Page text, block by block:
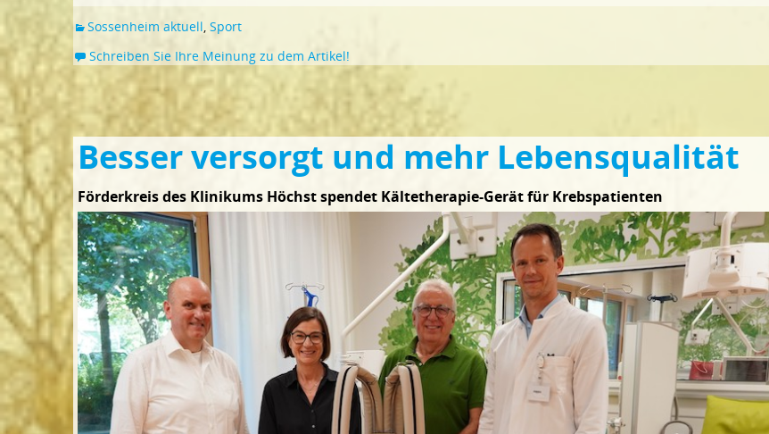
Sossenheim aktuell, Sport
Schreiben Sie Ihre Meinung zu dem Artikel!
Besser versorgt und mehr Lebensqualität
Förderkreis des Klinikums Höchst spendet Kältetherapie-Gerät für Krebspatienten